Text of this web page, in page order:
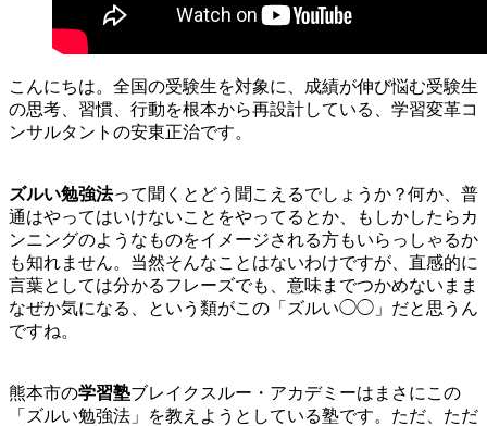
こんにちは。全国の受験生を対象に、成績が伸び悩む受験生
の思考、習慣、行動を根本から再設計している、学習変革コ
ンサルタントの安東正治です。
ズルい勉強法って聞くとどう聞こえるでしょうか？何か、普
通はやってはいけないことをやってるとか、もしかしたらカ
ンニングのようなものをイメージされる方もいらっしゃるか
も知れません。当然そんなことはないわけですが、直感的に
言葉としては分かるフレーズでも、意味までつかめないまま
なぜか気になる、という類がこの「ズルい◯◯」だと思うん
ですね。
熊本市の学習塾ブレイクスルー・アカデミーはまさにこの
「ズルい勉強法」を教えようとしている塾です。ただ、ただ